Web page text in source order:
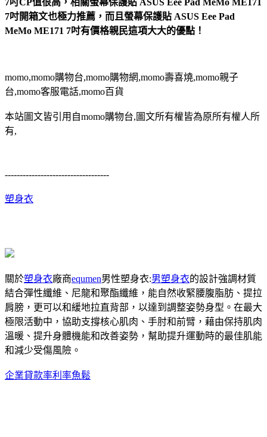
7吋開箱文也極力推薦，而且螢幕保護貼 ASUS Eee Pad
MeMo ME171 7吋有價格親民這項大大的優點！
momo,momo購物台,momo購物網,momo壽喜燒,momo親子
台,momo客服電話,momo百貨
本站圖文皆引用自momo購物台,圖文所有權皆為原所有權人所
有,
-----------------------------------
塑身衣
關於塑身衣廠商equmen男性塑身衣:男塑身衣的設計強調材質
結合彈性纖維、尼龍和聚酯纖維，能自然收緊腰腹脂肪、提拉
肩膀，更可以和緩地拉直背部，以達到調整姿勢身型。在最大
極限活動中，協助支撐核心肌肉、手肘和前臂，藉由保持肌肉
溫暖、提升身體機能和改善姿勢，幫助提升運動時的最佳肌能
和減少受傷風險。
企業貸款率利率魚鬆